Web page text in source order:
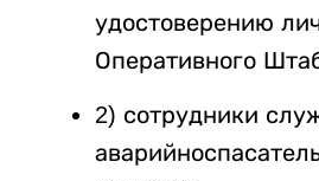
удостоверению
Оперативного
2) сотрудники